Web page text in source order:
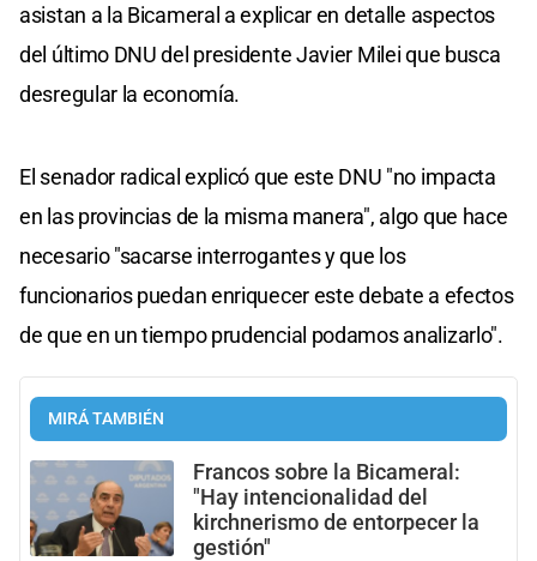
asistan a la Bicameral a explicar en detalle aspectos
del último DNU del presidente Javier Milei que busca
desregular la economía.
El senador radical explicó que este DNU "no impacta
en las provincias de la misma manera", algo que hace
necesario "sacarse interrogantes y que los
funcionarios puedan enriquecer este debate a efectos
de que en un tiempo prudencial podamos analizarlo".
MIRÁ TAMBIÉN
Francos sobre la Bicameral:
"Hay intencionalidad del
kirchnerismo de entorpecer la
gestión"